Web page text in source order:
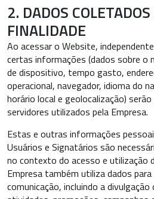
2. DADOS
FINALIDADE
Ao acessar o Website,
certas informações (dados sobre o
de dispositivo, tempo gasto,
operacional, navegador, idioma do
horário local e geolocalização)
servidores utilizados pela Empresa.
Estas e outras informações
Usuários e Signatários são
no contexto do acesso e utilização
Empresa também utiliza dados
comunicação, incluindo a